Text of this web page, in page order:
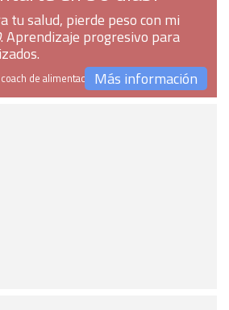
tu salud, pierde peso con mi
. Aprendizaje progresivo para
de alimentaciónMás información